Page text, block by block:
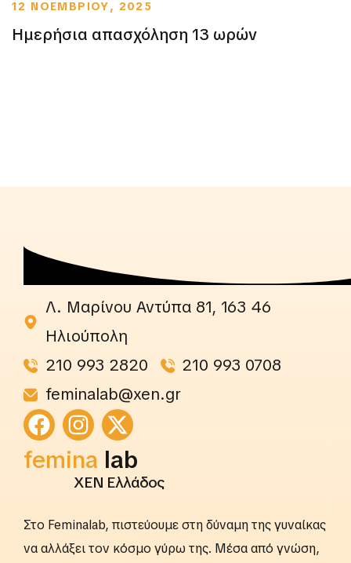
12 ΝΟΕΜΒΡΙΟΥ, 2025
Ημερήσια απασχόληση 13 ωρών
Λ. Μαρίνου Αντύπα 81, 163 46
Ηλιούπολη
210 993 2820
210 993 0708
feminalab@xen.gr
femina lab
ΧΕΝ Ελλάδος
Στο Feminalab, πιστεύουμε στη δύναμη της γυναίκας
να αλλάξει τον κόσμο γύρω της. Μέσα από γνώση,